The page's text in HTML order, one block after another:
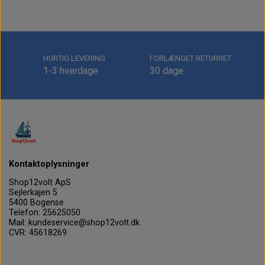
HURTIG LEVERING
1-3 hverdage
FORLÆNGET RETURRET
30 dage
Kontaktoplysninger
Shop12volt ApS
Sejlerkajen 5
5400 Bogense
Telefon: 25625050
Mail: kundeservice@shop12volt.dk
CVR: 45618269